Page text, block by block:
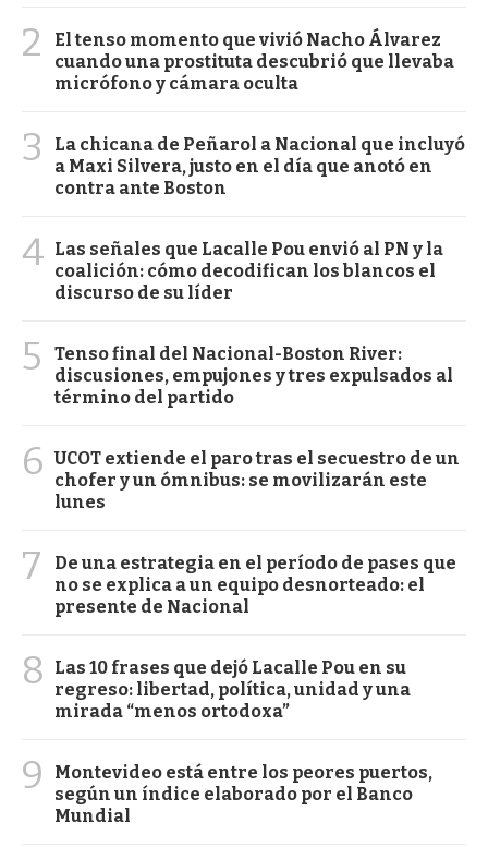
2
El tenso momento que vivió Nacho Álvarez
cuando una prostituta descubrió que llevaba
micrófono y cámara oculta
3
La chicana de Peñarol a Nacional que incluyó
a Maxi Silvera, justo en el día que anotó en
contra ante Boston
4 Las señales que Lacalle Pou envió al PN y la
coalición: cómo decodifican los blancos el
discurso de su líder
5
Tenso final del Nacional-Boston River:
discusiones, empujones y tres expulsados al
término del partido
6 UCOT extiende el paro tras el secuestro de un
chofer y un ómnibus: se movilizarán este
lunes
7
De una estrategia en el período de pases que
no se explica a un equipo desnorteado: el
presente de Nacional
8
Las 10 frases que dejó Lacalle Pou en su
regreso: libertad, política, unidad y una
mirada “menos ortodoxa”
9
Montevideo está entre los peores puertos,
según un índice elaborado por el Banco
Mundial